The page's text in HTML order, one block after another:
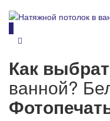
Как
ванной?